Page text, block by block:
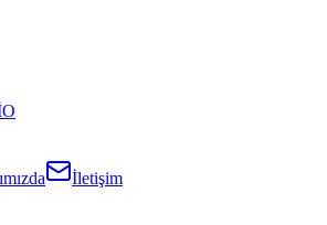
İletişim